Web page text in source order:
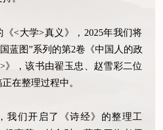
《<大学>真义》，2025年我们将
蓝图”系列的第2卷《中国人的政
》，该书由翟玉忠、赵雪彩二位
在整理过程中。
我们开启了《诗经》的整理工